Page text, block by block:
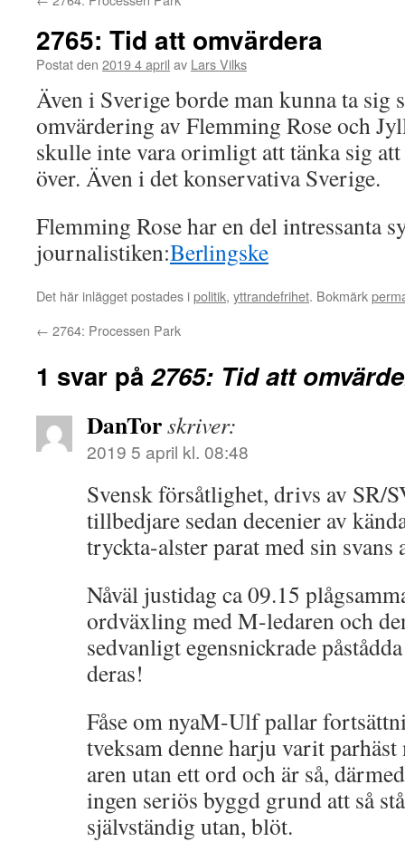
2765: Tid att omvärdera
Postat den 2019 4 april av Lars Vilks
Även i Sverige borde man kunna ta sig
omvärdering av Flemming Rose och
skulle inte vara orimligt att tänka sig
över. Även i det konservativa Sverige.
Flemming Rose har en del intressanta
journalistiken:Berlingske
Det här inlägget postades ipolitik, yttrandefrihet. Bokmärk
← 2764: Processen Park
1 svar på2765: Tid att
DanTorskriver:
2019 5 april kl. 08:48
Svensk försåtlighet, drivs av SR/
tillbedjare sedan decenier av
tryckta-alster parat med sin svans
Nåväl justidag ca 09.15
ordväxling med M-ledaren och
sedvanligt egensnickrade
deras!
Fåse om nyaM-Ulf pallar
tveksam denne harju varit
aren utan ett ord och är så,
ingen seriös byggd grund att så
självständig utan, blöt.